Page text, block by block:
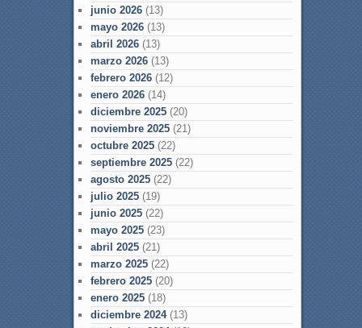
junio 2026(13)
mayo 2026(13)
abril 2026(13)
marzo 2026(13)
febrero 2026(12)
enero 2026(14)
diciembre 2025(20)
noviembre 2025(21)
octubre 2025(22)
septiembre 2025(22)
agosto 2025(22)
julio 2025(19)
junio 2025(22)
mayo 2025(23)
abril 2025(21)
marzo 2025(22)
febrero 2025(20)
enero 2025(18)
diciembre 2024(13)